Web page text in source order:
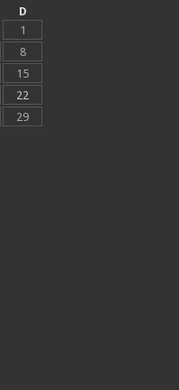
D
1
8
15
22
29